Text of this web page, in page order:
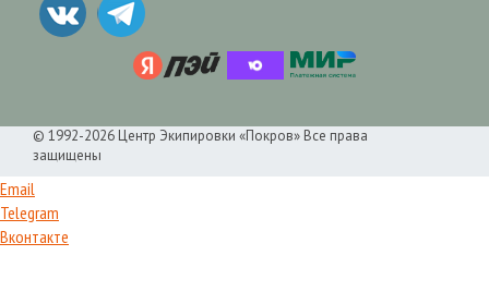
© 1992-2026 Центр Экипировки «Покров» Все права
защищены
Email
Telegram
Вконтакте